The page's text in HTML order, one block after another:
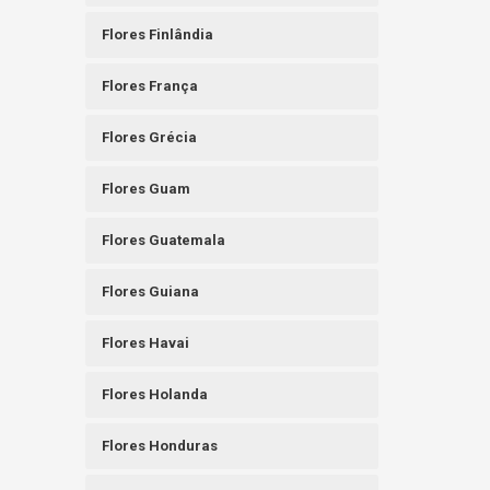
Flores Finlândia
Flores França
Flores Grécia
Flores Guam
Flores Guatemala
Flores Guiana
Flores Havai
Flores Holanda
Flores Honduras